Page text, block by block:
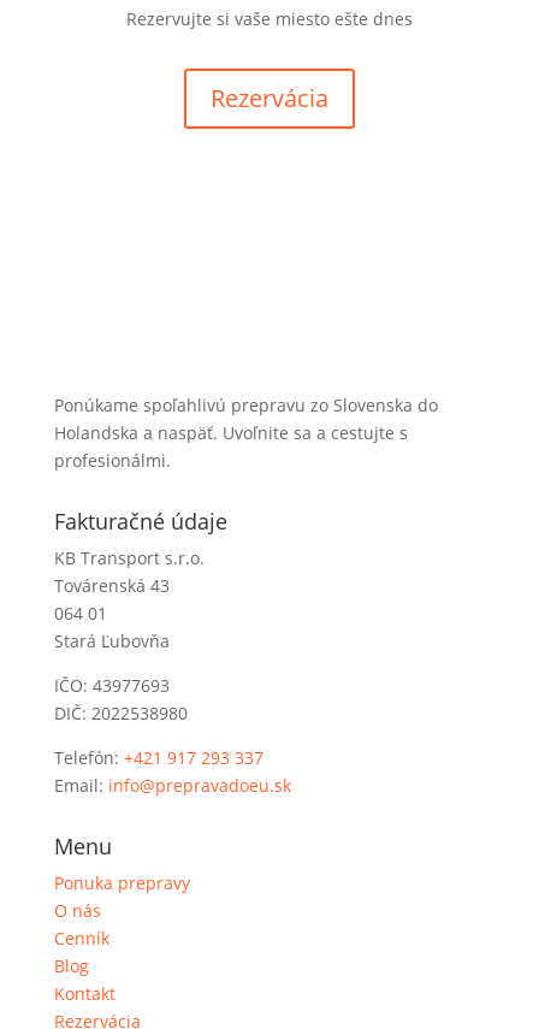
Rezervujte si vaše miesto ešte dnes
Rezervácia
Ponúkame spoľahlivú prepravu zo Slovenska do
Holandska a naspäť. Uvoľnite sa a cestujte s
profesionálmi.
Fakturačné údaje
KB Transport s.r.o.
Továrenská 43
064 01
Stará Ľubovňa
IČO: 43977693
DIČ: 2022538980
Telefón: +421 917 293 337
Email: info@prepravadoeu.sk
Menu
Ponuka prepravy
O nás
Cenník
Blog
Kontakt
Rezervácia